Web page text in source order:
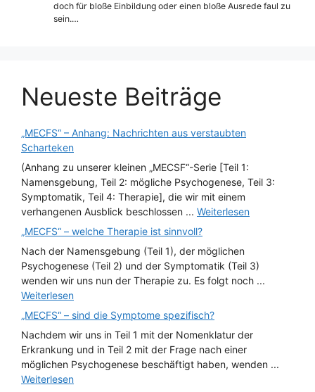
doch für bloße Einbildung oder einen bloße Ausrede faul zu
sein.…
Neueste Beiträge
„MECFS“ – Anhang: Nachrichten aus verstaubten
Scharteken
(Anhang zu unserer kleinen „MECSF“-Serie [Teil 1:
Namensgebung, Teil 2: mögliche Psychogenese, Teil 3:
Symptomatik, Teil 4: Therapie], die wir mit einem
verhangenen Ausblick beschlossen ... Weiterlesen
„MECFS“ – welche Therapie ist sinnvoll?
Nach der Namensgebung (Teil 1), der möglichen
Psychogenese (Teil 2) und der Symptomatik (Teil 3)
wenden wir uns nun der Therapie zu. Es folgt noch ...
Weiterlesen
„MECFS“ – sind die Symptome spezifisch?
Nachdem wir uns in Teil 1 mit der Nomenklatur der
Erkrankung und in Teil 2 mit der Frage nach einer
möglichen Psychogenese beschäftigt haben, wenden ...
Weiterlesen